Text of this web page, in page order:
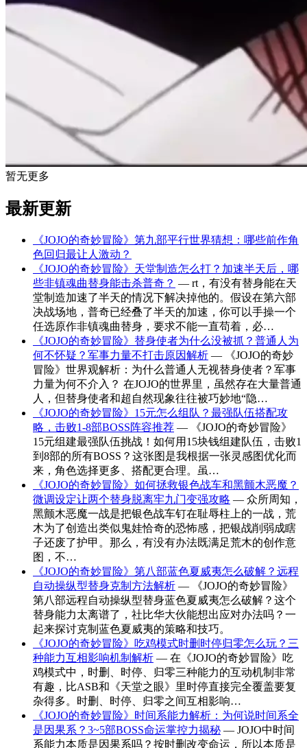
暂无更多
最新更新
《JOJO的奇妙冒险》第九部平行世界猜想：哪些前作角
色回归最让人激动？
《JOJO的奇妙冒险》天堂制造怎么打？加速半天后，哪
些非镇魂曲替身能击杀普奇？ — rt，有没有替身能在天
堂制造加速了半天的情况下解决掉他的。假设在第六部
决战场地，普奇已经叠了半天的加速，你可以手操一个
任选原作非镇魂曲替身，要求不能一直苟着，必…
《JOJO的奇妙冒险》替身使者为什么没被抓？普通人为
何不怀疑？军事力量不打击原因解析 — 《JOJO的奇妙
冒险》世界观解析：为什么普通人无视替身使者？军事
力量为何不介入？ 在JOJO的世界里，虽然存在大量普通
人，但替身使者和超自然现象往往被巧妙地“隐…
《JOJO的奇妙冒险》15元怎么组队？最强队伍搭配攻
略，击败1-8部BOSS阵容推荐 — 《JOJO的奇妙冒险》
15元组建最强队伍挑战！如何用15块钱组建队伍，击败1
到8部的所有BOSS？这张图是我根据一张灵感图优化而
来，角色选择更多、搭配更合理。虽…
《JOJO的奇妙冒险》如何拯救银色战车和黑颤木恶魔？
微调设定让两个替身脱离牢九门变强攻略 — 众所周知，
黑颤木恶魔一战是把银色战车钉在耻辱柱上的一战，荒
木为了创造出类似鬼娃恰奇的恐怖感，把银战削弱成瞎
子还废了护甲。那么，有没有办法既满足荒木的创作意
图，不…
《JOJO的奇妙冒险》第八部蓝色夏威夷怎么破解？远程
自动操纵型替身克制方法解析 — 《JOJO的奇妙冒险》
第八部远程自动操纵型替身蓝色夏威夷怎么破解？这个
替身能力太离谱了，社比华大伙能想出应对办法吗？一
起来探讨克制蓝色夏威夷的策略和技巧。
《JOJO的奇妙冒险》吃鸡模式时删时停归零怎么玩？三
种能力互相影响机制解析 — 在《JOJO的奇妙冒险》吃
鸡模式中，时删、时停、归零三种能力的互动机制非常
有趣，比ASB和《天堂之眼》里时停直接完全覆盖要复
杂得多。时删、时停、归零之间互相影响…
《JOJO的奇妙冒险》时间系能力解析：为何说时间系全
是因果系？3~5部BOSS命运掌控力揭秘 — JOJO中时间
系能力本质是因果系吗？按时删改变命运，所以本质是